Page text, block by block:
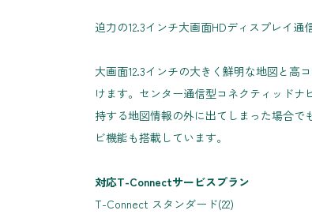
迫力の12.3インチ大画面HDディスプレイ通
大画面12.3インチの大きく鮮明な地図と高
けます。センター通信型コネクティッド
持する地図情報の外に出てしまった場合
ビ機能も搭載しています。
対応T-Connectサービスプラン
T-Connect スタンダード(22)